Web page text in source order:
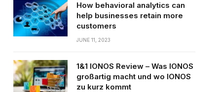
How behavioral analytics can
help businesses retain more
customers
JUNE 11, 2023
1&1 IONOS Review – Was IONOS
großartig macht und wo IONOS
zu kurz kommt